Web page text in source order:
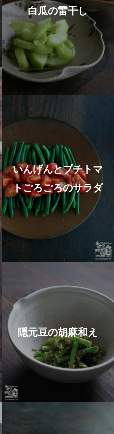
白瓜の雷干し
いんげんとプチトマ
トごろごろのサラダ
隠元豆の胡麻和え